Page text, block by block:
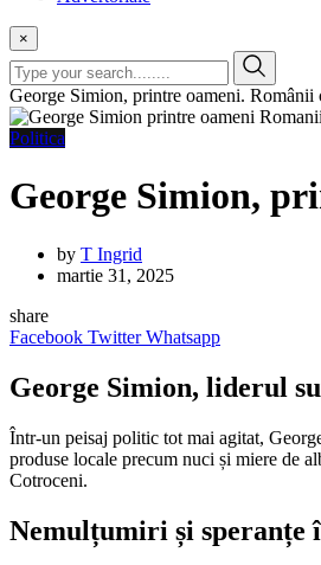
×
George Simion, printre oameni. Românii
Politica
George Simion,
by T Ingrid
martie 31, 2025
share
Facebook Twitter Whatsapp
George Simion, liderul
Într-un peisaj politic tot mai agitat,
produse locale precum nuci și miere de
Cotroceni.
Nemulțumiri și